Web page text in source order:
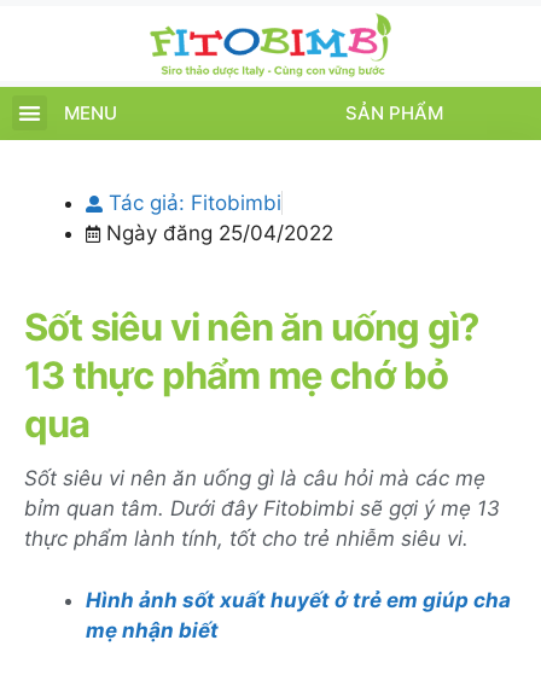
MENU SẢN PHẨM
Tác giả: Fitobimbi
Ngày đăng 25/04/2022
Sốt siêu vi nên ăn uống gì?
13 thực phẩm mẹ chớ bỏ
qua
Sốt siêu vi nên ăn uống gì là câu hỏi mà các mẹ
bỉm quan tâm. Dưới đây Fitobimbi sẽ gợi ý mẹ 13
thực phẩm lành tính, tốt cho trẻ nhiễm siêu vi.
Hình ảnh sốt xuất huyết ở trẻ em giúp cha
mẹ nhận biết